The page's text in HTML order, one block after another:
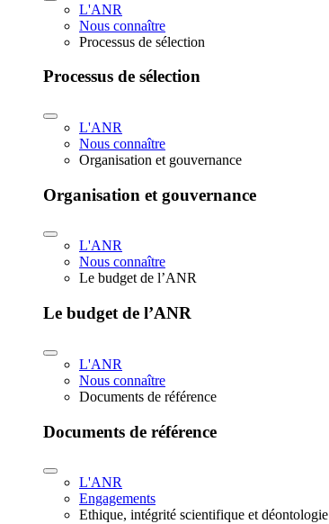
L'ANR
Nous connaître
Processus de sélection
Processus de sélection
L'ANR
Nous connaître
Organisation et gouvernance
Organisation et gouvernance
L'ANR
Nous connaître
Le budget de l’ANR
Le budget de l’ANR
L'ANR
Nous connaître
Documents de référence
Documents de référence
L'ANR
Engagements
Ethique, intégrité scientifique et déontologie